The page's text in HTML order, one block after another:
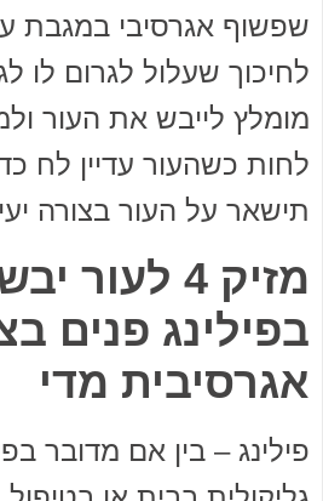
שפשוף אגרסיבי במגבת
לחיכוך שעלול לגרום לו
מומלץ לייבש את העור
לחות כשהעור עדיין לח
תישאר על העור בצורה
מזיק 4
בפילינג פנים
אגרסיבית מדי
פילינג – בין אם מדובר